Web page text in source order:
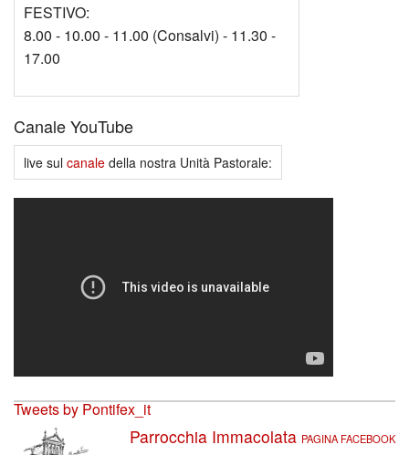
FESTIVO:
8.00 - 10.00 - 11.00 (Consalvi) - 11.30 -
17.00
Canale YouTube
live sul canale della nostra Unità Pastorale:
Tweets by Pontifex_it
Parrocchia Immacolata PAGINA FACEBOOK